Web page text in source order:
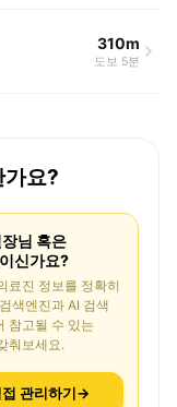
310m
도보 5분
가요?
님 혹은
신가요?
료진 정보를 정확히
색엔진과 AI 검색
참고될 수 있는
춰보세요.
접 관리하기→